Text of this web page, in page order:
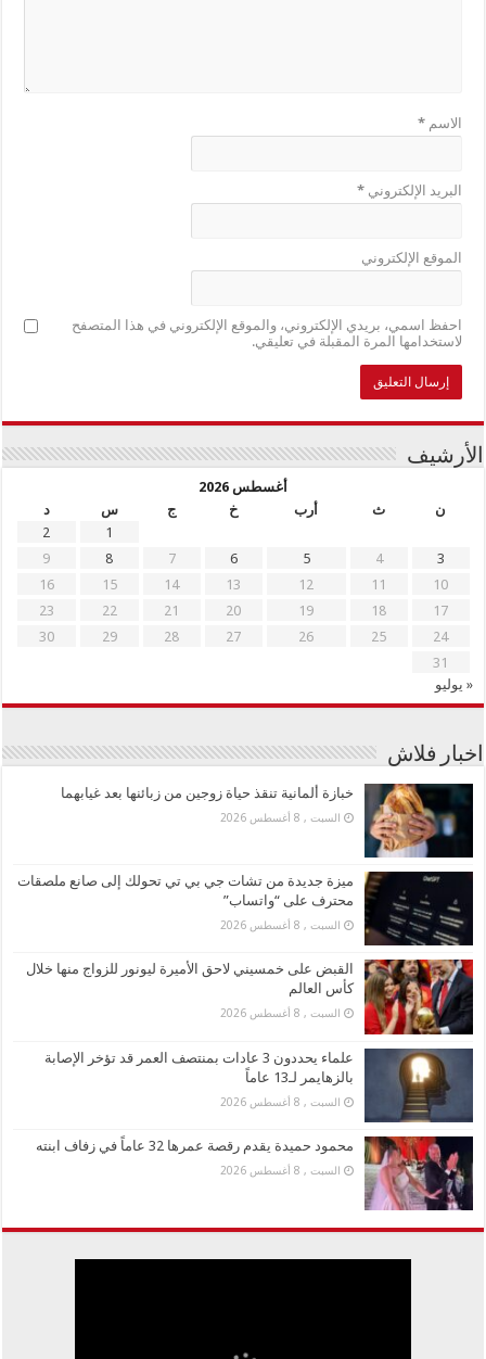
الاسم*
البريد الإلكتروني*
الموقع الإلكتروني
احفظ اسمي، بريدي الإلكتروني، والموقع الإلكتروني في هذا المتصفح
لاستخدامها المرة المقبلة في تعليقي.
الأرشيف
أغسطس 2026
ن
ث أرب خ ج س
د
1
2
3
4
5
6
7
8
9
10
11
12
13
14
15
16
17
18
19
20
21
22
23
24
25
26
27
28
29
30
31
« يوليو
اخبار فلاش
خبازة ألمانية تنقذ حياة زوجين من زبائنها بعد غيابهما
السبت , 8 أغسطس 2026
ميزة جديدة من تشات جي بي تي تحولك إلى صانع ملصقات
محترف على “واتساب”
السبت , 8 أغسطس 2026
القبض على خمسيني لاحق الأميرة ليونور للزواج منها خلال
كأس العالم
السبت , 8 أغسطس 2026
علماء يحددون 3 عادات بمنتصف العمر قد تؤخر الإصابة
بالزهايمر لـ13 عاماً
السبت , 8 أغسطس 2026
محمود حميدة يقدم رقصة عمرها 32 عاماً في زفاف ابنته
السبت , 8 أغسطس 2026